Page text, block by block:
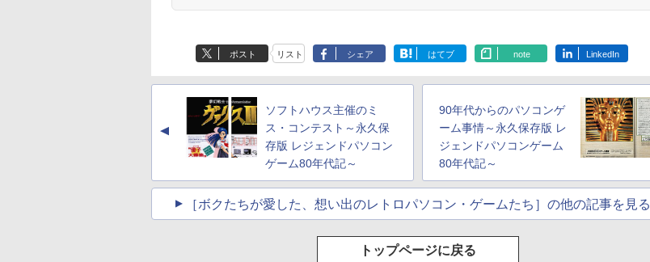
ポスト リスト シェア はてブ note LinkedIn
▲
ソフトハウス主催のミ
ス・コンテスト～永久保
存版 レジェンドパソコン
ゲーム80年代記～
90年代からのパソコンゲ
ーム事情～永久保存版 レ
ジェンドパソコンゲーム
80年代記～
［ボクたちが愛した、想い出のレトロパソコン・ゲームたち］の他の記事を見る
トップページに戻る